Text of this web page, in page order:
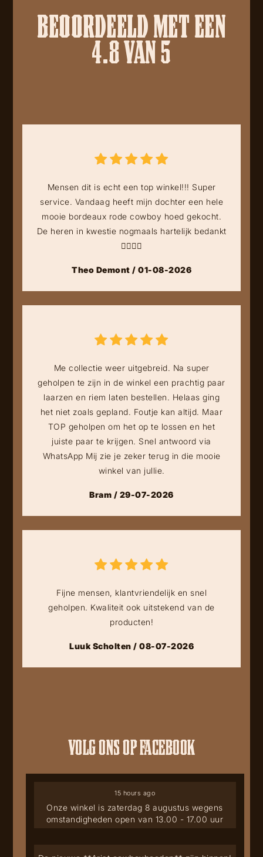
BEOORDEELD MET EEN
4.8 VAN 5
Mensen dit is echt een top winkel!!! Super
service. Vandaag heeft mijn dochter een hele
mooie bordeaux rode cowboy hoed gekocht.
De heren in kwestie nogmaals hartelijk bedankt
👍🏻👍🏻
Theo Demont / 01-08-2026
Me collectie weer uitgebreid. Na super
geholpen te zijn in de winkel een prachtig paar
laarzen en riem laten bestellen. Helaas ging
het niet zoals gepland. Foutje kan altijd. Maar
TOP geholpen om het op te lossen en het
juiste paar te krijgen. Snel antwoord via
WhatsApp Mij zie je zeker terug in die mooie
winkel van jullie.
Bram / 29-07-2026
Fijne mensen, klantvriendelijk en snel
geholpen. Kwaliteit ook uitstekend van de
producten!
Luuk Scholten / 08-07-2026
VOLG ONS OP FACEBOOK
Onze winkel is zaterdag 8 augustus wegens
omstandigheden open van 13.00 - 17.00 uur
15 hours ago